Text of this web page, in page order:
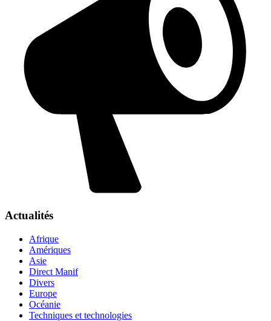
Actualités
Afrique
Amériques
Asie
Direct Manif
Divers
Europe
Océanie
Techniques et technologies